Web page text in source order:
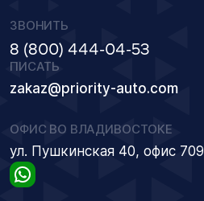
ЗВОНИТЬ
8 (800) 444-04-53
ПИСАТЬ
zakaz@priority-auto.com
ОФИС ВО ВЛАДИВОСТОКЕ
ул. Пушкинская 40, офис 709